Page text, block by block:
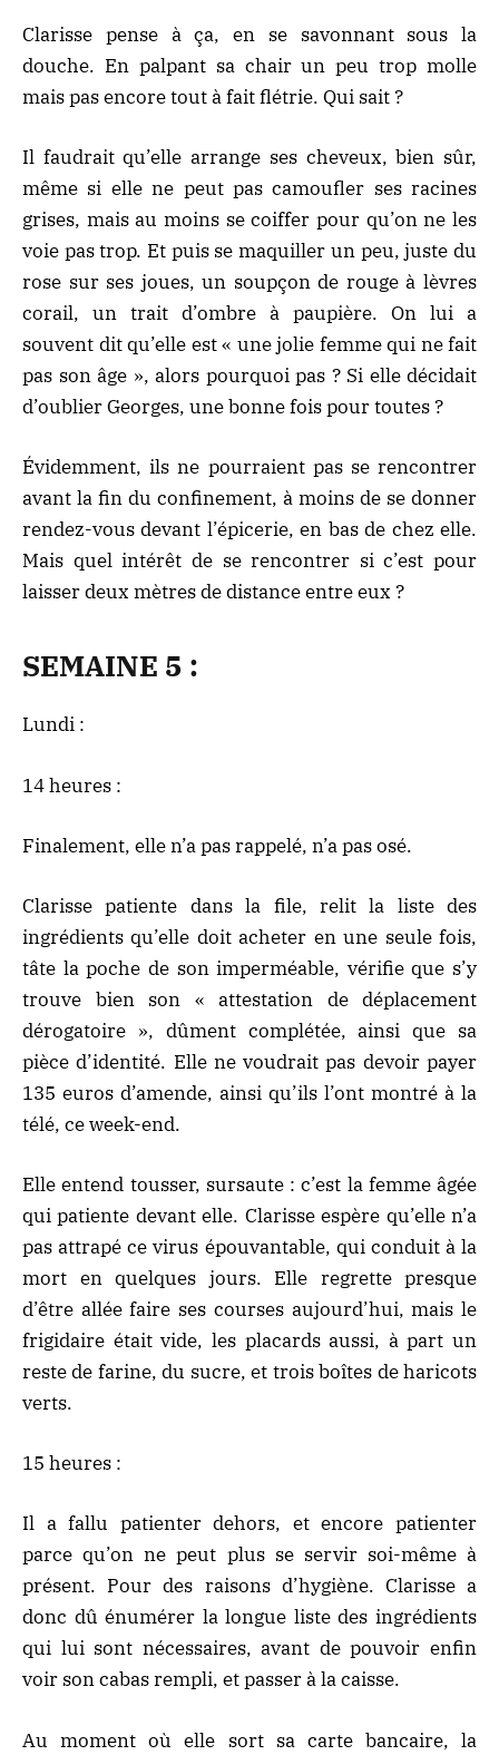
Clarisse pense à ça, en se savonnant sous la
douche. En palpant sa chair un peu trop molle
mais pas encore tout à fait flétrie. Qui sait ?
Il faudrait qu’elle arrange ses cheveux, bien sûr,
même si elle ne peut pas camoufler ses racines
grises, mais au moins se coiffer pour qu’on ne les
voie pas trop. Et puis se maquiller un peu, juste du
rose sur ses joues, un soupçon de rouge à lèvres
corail, un trait d’ombre à paupière. On lui a
souvent dit qu’elle est « une jolie femme qui ne fait
pas son âge », alors pourquoi pas ? Si elle décidait
d’oublier Georges, une bonne fois pour toutes ?
Évidemment, ils ne pourraient pas se rencontrer
avant la fin du confinement, à moins de se donner
rendez-vous devant l’épicerie, en bas de chez elle.
Mais quel intérêt de se rencontrer si c’est pour
laisser deux mètres de distance entre eux ?
SEMAINE 5 :
Lundi :
14 heures :
Finalement, elle n’a pas rappelé, n’a pas osé.
Clarisse patiente dans la file, relit la liste des
ingrédients qu’elle doit acheter en une seule fois,
tâte la poche de son imperméable, vérifie que s’y
trouve bien son « attestation de déplacement
dérogatoire », dûment complétée, ainsi que sa
pièce d’identité. Elle ne voudrait pas devoir payer
135 euros d’amende, ainsi qu’ils l’ont montré à la
télé, ce week-end.
Elle entend tousser, sursaute : c’est la femme âgée
qui patiente devant elle. Clarisse espère qu’elle n’a
pas attrapé ce virus épouvantable, qui conduit à la
mort en quelques jours. Elle regrette presque
d’être allée faire ses courses aujourd’hui, mais le
frigidaire était vide, les placards aussi, à part un
reste de farine, du sucre, et trois boîtes de haricots
verts.
15 heures :
Il a fallu patienter dehors, et encore patienter
parce qu’on ne peut plus se servir soi-même à
présent. Pour des raisons d’hygiène. Clarisse a
donc dû énumérer la longue liste des ingrédients
qui lui sont nécessaires, avant de pouvoir enfin
voir son cabas rempli, et passer à la caisse.
Au moment où elle sort sa carte bancaire, la